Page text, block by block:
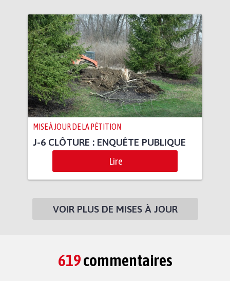
MISE À JOUR DE LA PÉTITION
J-6 CLÔTURE : ENQUÊTE PUBLIQUE
Lire
VOIR PLUS DE MISES À JOUR
619commentaires